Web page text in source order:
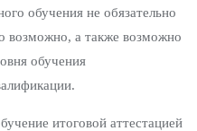
обучения не обязательно
возможно, а также возможно
обучения
итоговой аттестацией